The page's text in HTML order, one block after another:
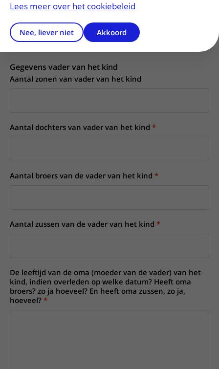
Gegevens vader van het kind
Aantal zonen van vader van het kind
Aantal dochters van vader van het kind
Aantal broers van de vader van het kind
Aantal zussen van de vader van het kind
De leeftijd van de oma (moeder van de vader) van het
kind, indien overleden op welke datum? Heeft oma
broers? zo ja hoeveel? En heeft oma zussen, zo ja,
hoeveel?
Lees meer over het cookiebeleid
Nee, liever niet Akkoord